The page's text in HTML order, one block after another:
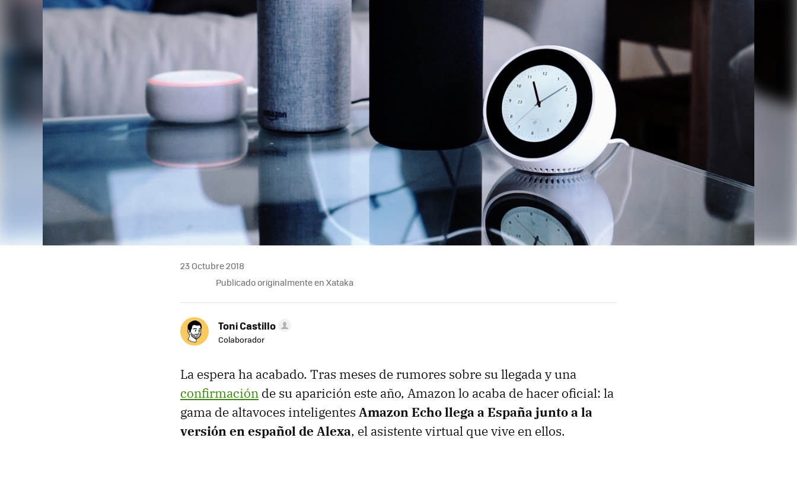
23 Octubre 2018
Publicado originalmente en Xataka
Toni Castillo
Colaborador
La espera ha acabado. Tras meses de rumores sobre su llegada y una
confirmación de su aparición este año, Amazon lo acaba de hacer oficial: la
gama de altavoces inteligentes Amazon Echo llega a España junto a la
versión en español de Alexa, el asistente virtual que vive en ellos.